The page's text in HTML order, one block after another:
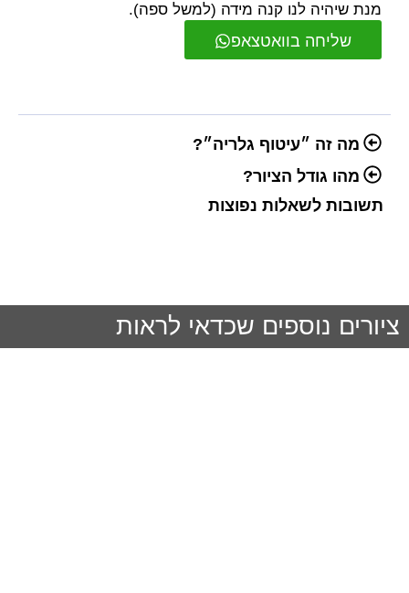
שליחה בוואטצאפ
מנת שיהיה לנו קנה מידה (למשל ספה).
מה זה ״עיטוף גלריה״?
מהו גודל הציור?
תשובות לשאלות נפוצות
ציורים נוספים שכדאי לראות